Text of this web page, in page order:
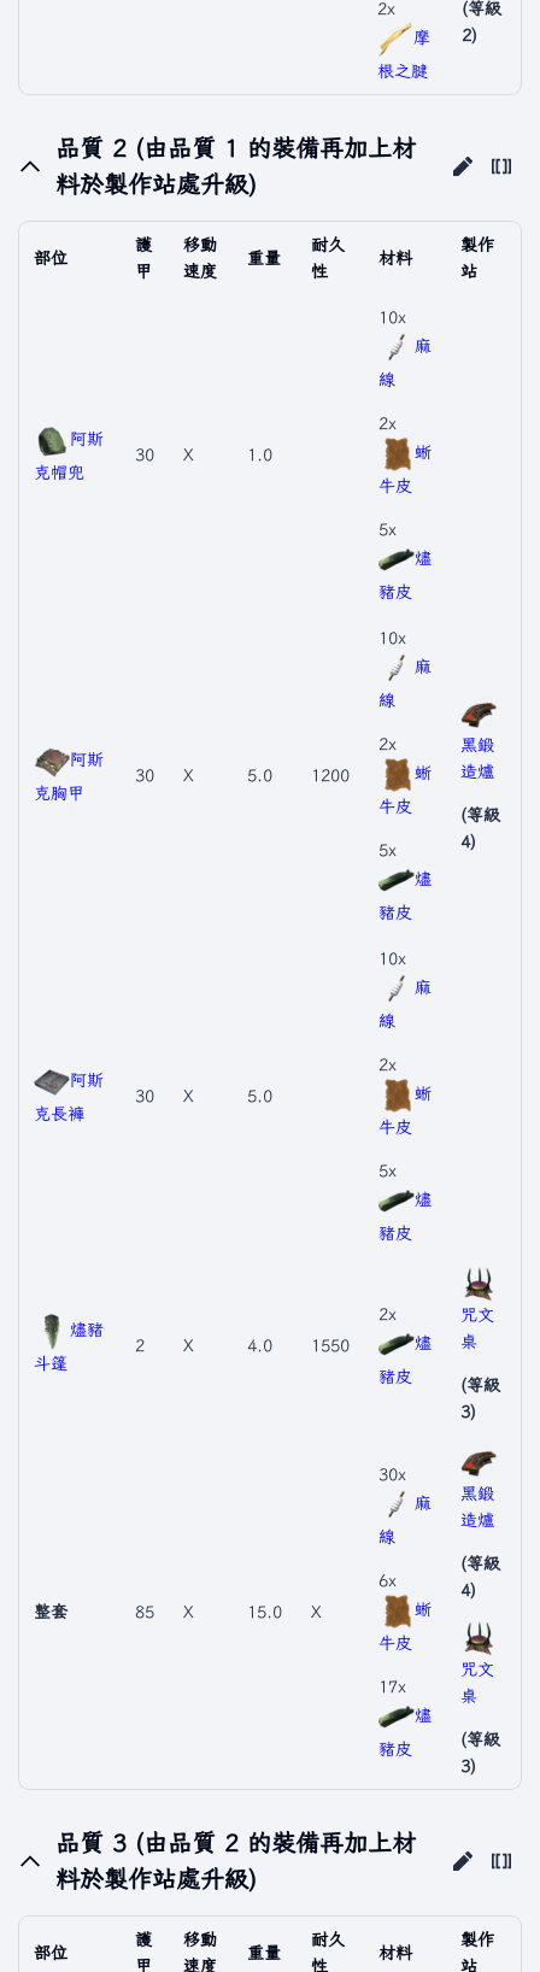
2x
摩
根之腱
(等級
2)
品質 2 (由品質 1 的裝備再加上材
料於製作站處升級)
部位
護
甲
移動
速度
重量
耐久
性
材料
製作
站
阿斯
克帽兜
30 X 1.0
1200
10x
麻
線
2x
蜥
牛皮
5x
燼
豬皮
黑鍛
造爐
(等級
4)
阿斯
克胸甲
30 X 5.0
10x
麻
線
2x
蜥
牛皮
5x
燼
豬皮
阿斯
克長褲
30 X 5.0
10x
麻
線
2x
蜥
牛皮
5x
燼
豬皮
燼豬
斗篷
2 X 4.0 1550
2x
燼
豬皮
咒文
桌
(等級
3)
整套 85 X 15.0 X
30x
麻
線
6x
蜥
牛皮
17x
燼
豬皮
黑鍛
造爐
(等級
4)
咒文
桌
(等級
3)
品質 3 (由品質 2 的裝備再加上材
料於製作站處升級)
部位
護
甲
移動
速度
重量
耐久
性
材料
製作
站